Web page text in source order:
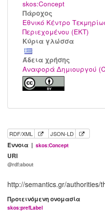
skos:Concept
Πάροχος
Εθνικό Κέντρο
Περιεχομένου (ΕΚΤ)
Κύρια γλώσσα
Άδεια χρήσης
Αναφορά Δημιουργού
RDF/XML JSON-LD
Έννοια | skos:Concept
URI
@rdf:about
http://semantics.gr/authorities/
Προτεινόμενη ονομασία
skos:prefLabel